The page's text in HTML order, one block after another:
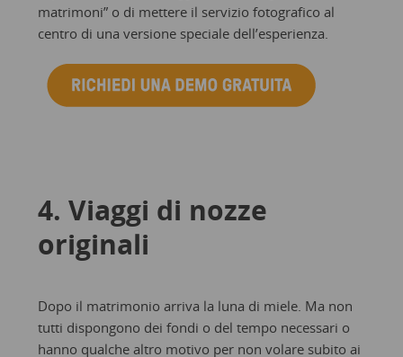
matrimoni” o di mettere il servizio fotografico al
centro di una versione speciale dell’esperienza.
4. Viaggi di nozze
originali
Dopo il matrimonio arriva la luna di miele. Ma non
tutti dispongono dei fondi o del tempo necessari o
hanno qualche altro motivo per non volare subito ai